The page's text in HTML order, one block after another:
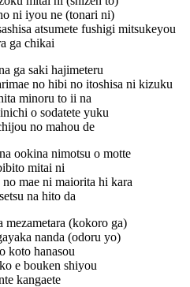
ni iyou ne (tonari ni)
atsumete fushigi mitsukeyou
ga chikai
ga saki hajimeteru
no hibi no itoshisa ni kizuku
minoru to ii na
o sodatete yuku
no mahou de
ookina nimotsu o motte
mitai ni
mae ni maiorita hi kara
na hito da
mezametara (kokoro ga)
nanda (odoru yo)
koto hanasou
e bouken shiyou
kangaete